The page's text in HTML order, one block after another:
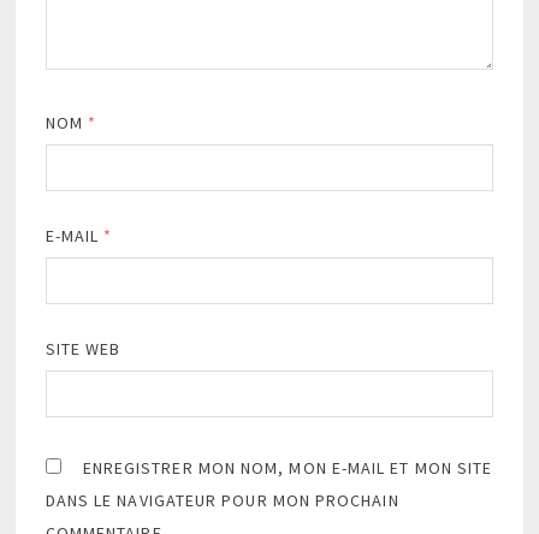
NOM *
E-MAIL *
SITE WEB
ENREGISTRER MON NOM, MON E-MAIL ET MON SITE
DANS LE NAVIGATEUR POUR MON PROCHAIN